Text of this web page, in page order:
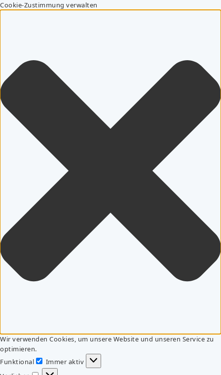
Cookie-Zustimmung verwalten
Wir verwenden Cookies, um unsere Website und unseren Service zu
optimieren.
Funktional
Funktional
Immer aktiv